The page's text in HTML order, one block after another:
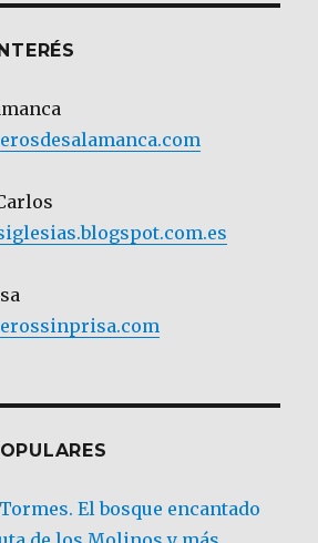
El bosque encantado